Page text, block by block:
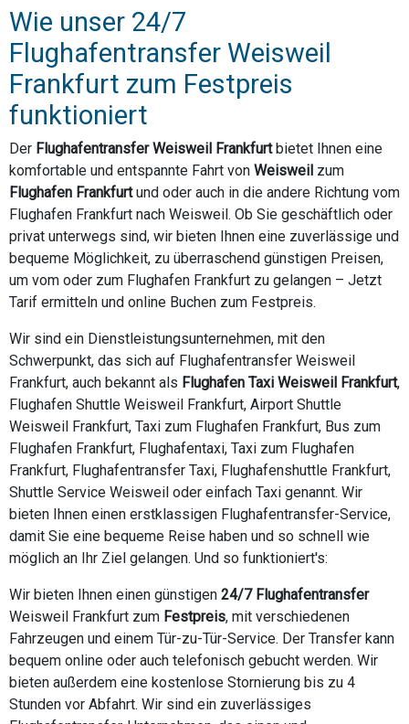
Wie unser 24/7
Flughafentransfer Weisweil
Frankfurt zum Festpreis
funktioniert
Der Flughafentransfer Weisweil Frankfurtbietet Ihnen eine
komfortable und entspannte Fahrt von Weisweil zum
Flughafen Frankfurtund oder auch in die andere Richtung vom
Flughafen Frankfurt nach Weisweil. Ob Sie geschäftlich oder
privat unterwegs sind, wir bieten Ihnen eine zuverlässige und
bequeme Möglichkeit, zu überraschend günstigen Preisen,
um vom oder zum Flughafen Frankfurt zu gelangen – Jetzt
Tarif ermitteln und online Buchen zum Festpreis.
Wir sind ein Dienstleistungsunternehmen, mit den
Schwerpunkt, das sich auf Flughafentransfer Weisweil
Frankfurt, auch bekannt als Flughafen Taxi Weisweil Frankfurt,
Flughafen Shuttle Weisweil Frankfurt, Airport Shuttle
Weisweil Frankfurt, Taxi zum Flughafen Frankfurt, Bus zum
Flughafen Frankfurt, Flughafentaxi, Taxi zum Flughafen
Frankfurt, Flughafentransfer Taxi, Flughafenshuttle Frankfurt,
Shuttle Service Weisweil oder einfach Taxi genannt. Wir
bieten Ihnen einen erstklassigen Flughafentransfer-Service,
damit Sie eine bequeme Reise haben und so schnell wie
möglich an Ihr Ziel gelangen. Und so funktioniert's:
Wir bieten Ihnen einen günstigen 24/7 Flughafentransfer
Weisweil Frankfurt zum Festpreis, mit verschiedenen
Fahrzeugen und einem Tür-zu-Tür-Service. Der Transfer kann
bequem online oder auch telefonisch gebucht werden. Wir
bieten außerdem eine kostenlose Stornierung bis zu 4
Stunden vor Abfahrt. Wir sind ein zuverlässiges